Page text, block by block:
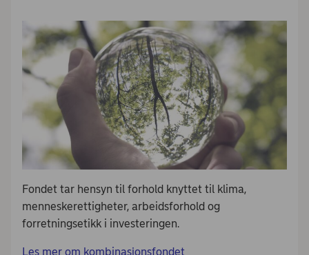
Fondet tar hensyn til forhold knyttet til klima,
menneskerettigheter, arbeidsforhold og
forretningsetikk i investeringen.
Les mer om kombinasjonsfondet